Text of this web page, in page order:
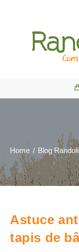
Home / Blog
Astuce
tapis de